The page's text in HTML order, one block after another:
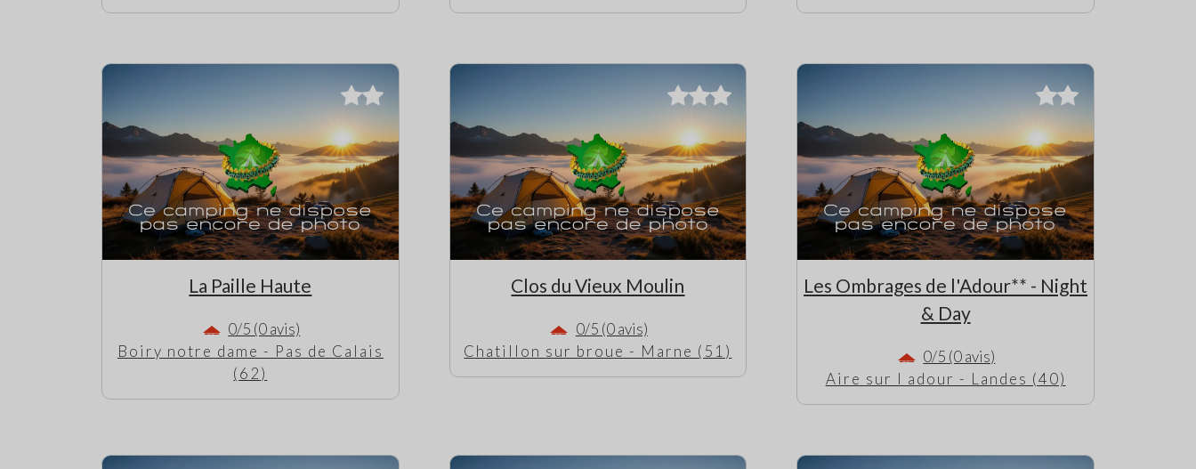
La Paille Haute
0/5 (0 avis)
Boiry notre dame - Pas de Calais
(62)
Clos du Vieux Moulin
0/5 (0 avis)
Chatillon sur broue - Marne (51)
Les Ombrages de l'Adour** - Night
& Day
0/5 (0 avis)
Aire sur l adour - Landes (40)